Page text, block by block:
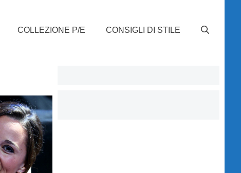
COLLEZIONE P/E CONSIGLI DI STILE